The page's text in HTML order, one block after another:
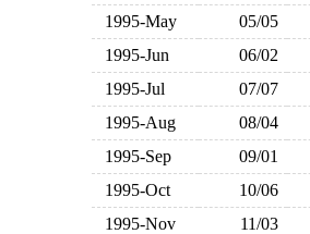
1995-May
05/05
1995-Jun
06/02
1995-Jul
07/07
1995-Aug
08/04
1995-Sep
09/01
1995-Oct
10/06
1995-Nov
11/03